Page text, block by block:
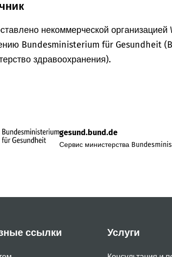
некоммерческой организацией
Bundesministerium für Gesundheit
здравоохранения).
gesund.bund.de
Сервис министерства
ссылки Услуги